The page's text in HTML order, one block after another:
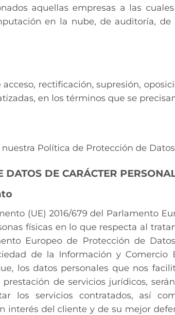
aquellas empresas a las cuales
en la nube, de auditoría,
rectificación, supresión,
en los términos que se
Política de Protección de
DE CARÁCTER
(UE) 2016/679 del Parlamento
físicas en lo que respecta al
Europeo de Protección de
de la Información y Comercio
los datos personales que nos
de servicios jurídicos,
los servicios contratados, así
del cliente y de su mejor